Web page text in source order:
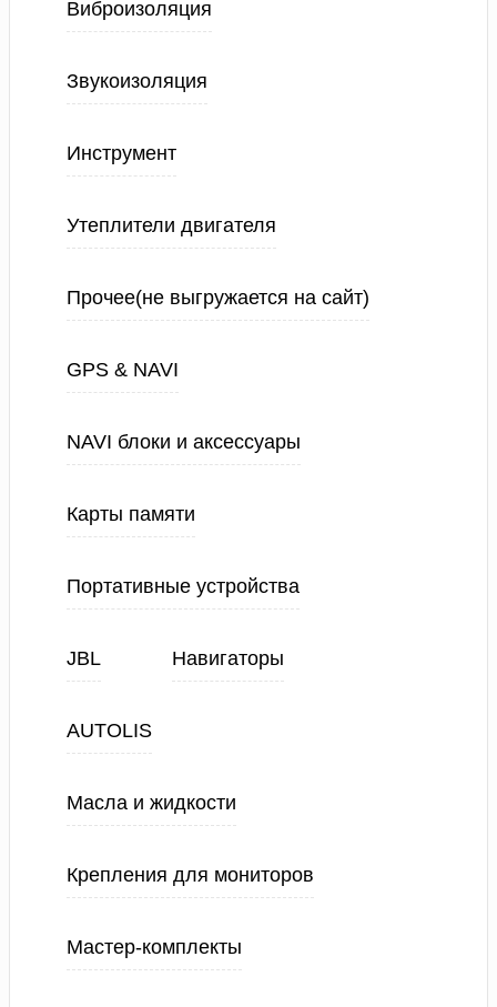
Виброизоляция
Звукоизоляция
Инструмент
Утеплители двигателя
Прочее(не выгружается на сайт)
GPS & NAVI
NAVI блоки и аксессуары
Карты памяти
Портативные устройства
JBL Навигаторы
AUTOLIS
Масла и жидкости
Крепления для мониторов
Мастер-комплекты